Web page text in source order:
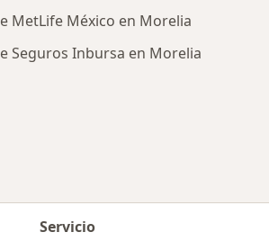
MetLife México en Morelia
Seguros Inbursa en Morelia
Servicio